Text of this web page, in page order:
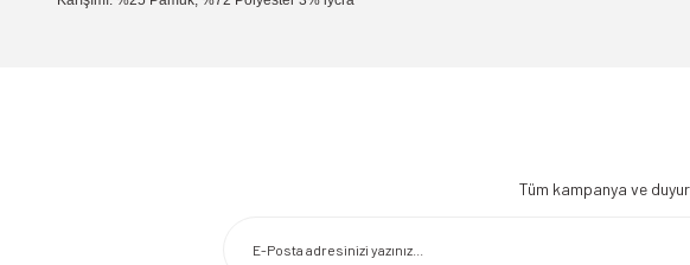
Ürün açıklamasında eksik bilgiler bulunuyor.
Tüm kampanya ve